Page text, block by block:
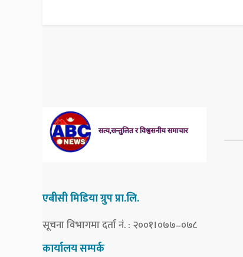
एबीसी मिडिया ग्रुप प्रा.लि.
सूचना विभागमा दर्ता नं. : २००१।०७७–०७८
कार्यालय सम्पर्क